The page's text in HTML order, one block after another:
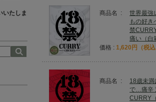
いたしま
商品名 :
世界最強
もの好
禁
痛い（白
価格 : 1,620円（税
商品名 :
18歳未
で…痛辛
CURRY